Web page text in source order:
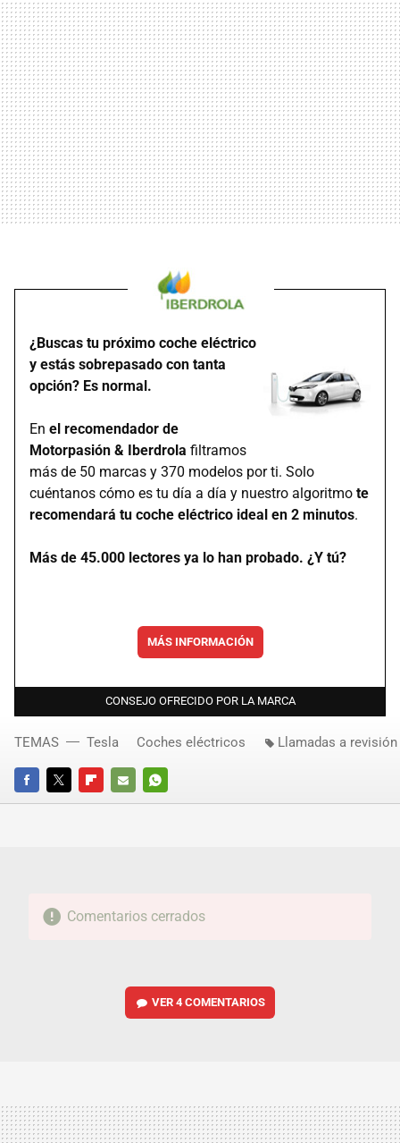
¿Buscas tu próximo coche eléctrico
y estás sobrepasado con tanta
opción? Es normal.
En el recomendador de
Motorpasión & Iberdrola filtramos
más de 50 marcas y 370 modelos por ti. Solo
cuéntanos cómo es tu día a día y nuestro algoritmo te
recomendará tu coche eléctrico ideal en 2 minutos.
Más de 45.000 lectores ya lo han probado. ¿Y tú?
MÁS INFORMACIÓN
CONSEJO OFRECIDO POR LA MARCA
FACEBOOKTWITTERFLIPBOARD
E-
WHATSAPP
TEMAS Tesla Coches eléctricos Llamadas a revisión
Comentarios cerrados
VER4 COMENTARIOS